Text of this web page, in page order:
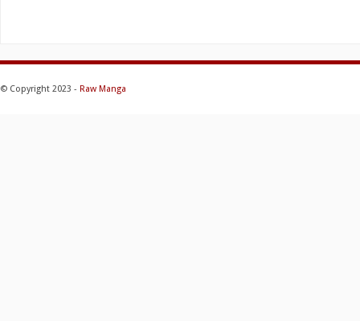
© Copyright 2023 - Raw Manga